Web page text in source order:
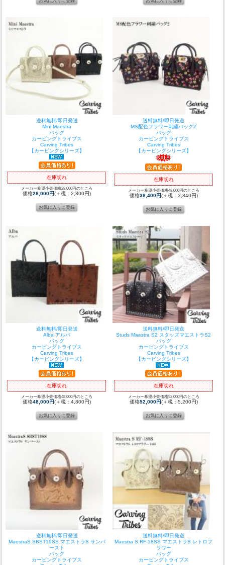
送料無料/即日発送
Mini Maestra
バッグ
カービングトライブス
Carving Tribes
【カービングシリーズ】
在庫切れ
メーカー希望小売価格28,000円のところ
価格28,000円(＋税：2,800円)
送料無料/即日発送
MS配色フラワー刺繍バッグ2
バッグ
カービングトライブス
Carving Tribes
【カービングシリーズ】
在庫切れ
メーカー希望小売価格48,000円のところ
価格38,400円(＋税：3,840円)
送料無料/即日発送
Alba アルバ
バッグ
カービングトライブス
Carving Tribes
【カービングシリーズ】
在庫切れ
メーカー希望小売価格48,000円のところ
価格48,000円(＋税：4,800円)
送料無料/即日発送
Studs Maestra S2 スタッズマエストラS2
バッグ
カービングトライブス
Carving Tribes
【カービングシリーズ】
在庫切れ
メーカー希望小売価格52,000円のところ
価格52,000円(＋税：5,200円)
送料無料/即日発送
MaestraS SBST19SS マエストラS サンバ
ースト
バッグ
カービングトライブス
送料無料/即日発送
Maestra S RF-18SS マエストラS レトロフ
ラワー
バッグ
カービングトライブス